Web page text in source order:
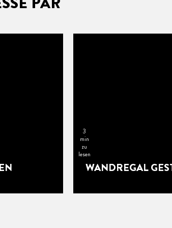
3
min
zu
lesen
WANDREGAL